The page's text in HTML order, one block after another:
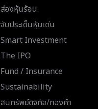
ส่องหุ้นร้อน
จับประเด็นหุ้นเด่น
Smart Investment
The IPO
Fund / Insurance
Sustainability
สินทรัพย์ดิจิทัล/ทองคำ